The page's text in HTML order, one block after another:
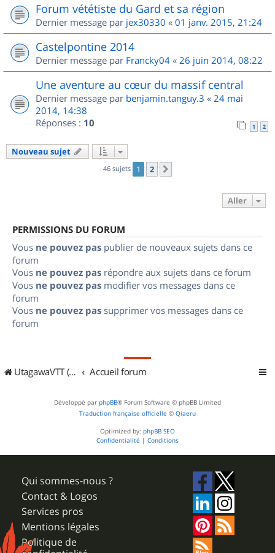
Forum vététiste du Gard et sa région
Dernier message par jex30330 « 01 janv. 2015, 21:24
Castelpontine 2014
Dernier message par Francky04 « 26 juin 2014, 08:22
Une aventure au cœur du massif central
Dernier message par benjamin.tanguy.3 « 24 mai
2014, 14:38
Réponses : 10 1 2
Nouveau sujet
46 sujets 1 2
Aller
PERMISSIONS DU FORUM
Vous ne pouvez pas publier de nouveaux sujets dans ce
forum
Vous ne pouvez pas répondre aux sujets dans ce forum
Vous ne pouvez pas modifier vos messages dans ce
forum
Vous ne pouvez pas supprimer vos messages dans ce
forum
UtagawaVTT (Randos VTT et VTTAE avec traces GPS) Accueil forum
Développé par phpBB® Forum Software © phpBB Limited
Traduction française officielle © Qiaeru
Optimized by: phpBB SEO
Confidentialité | Conditions
Qui sommes-nous ?
Contact & Logos
Services pros
Mentions légales
Politique de